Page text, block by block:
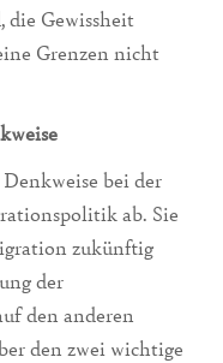
die Gewissheit
Grenzen nicht
bei der
ab. Sie
zukünftig
der
den anderen
den zwei wichtige